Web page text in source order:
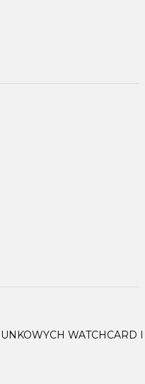
WATCHCARD I